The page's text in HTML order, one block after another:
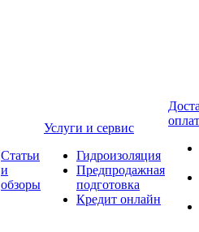
Статьи
и
обзоры
Услуги и сервис
Гидроизоляция
Предпродажная
подготовка
Кредит онлайн